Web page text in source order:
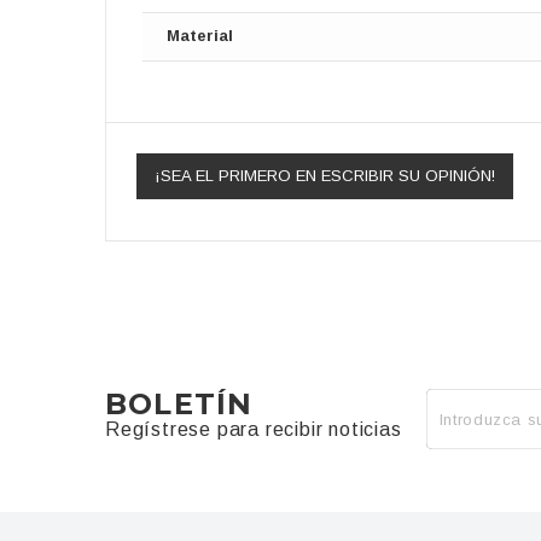
Material
¡SEA EL PRIMERO EN ESCRIBIR SU OPINIÓN!
BOLETÍN
Regístrese para recibir noticias